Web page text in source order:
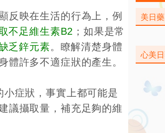
反映在生活的行為上，例
不足維生素B2 ；如果是常
乏鋅元素。瞭解清楚身體
體許多不適症狀的產生。
症狀，事實上都可能是
議攝取量，補充足夠的維
美日
心美